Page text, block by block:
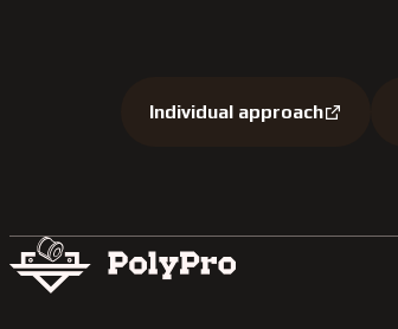
Individual approach